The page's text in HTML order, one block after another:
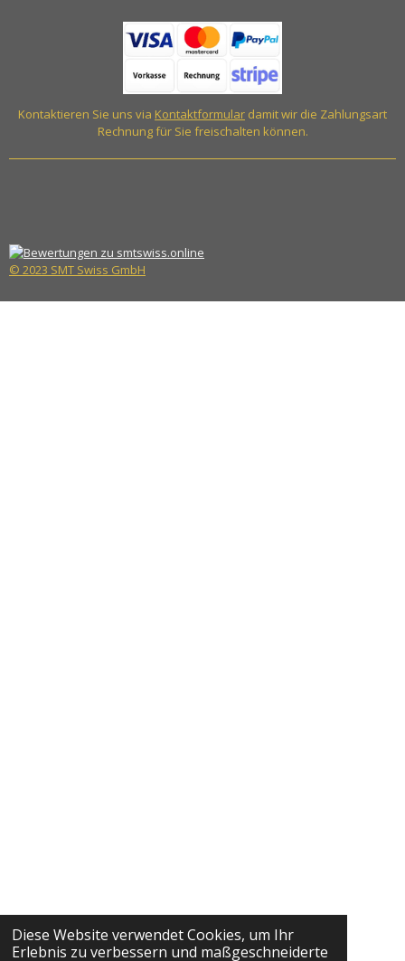
Diese Website verwendet Cookies, um Ihr
Erlebnis zu verbessern und maßgeschneiderte
Kontaktieren Sie uns via Kontaktformular damit wir die Zahlungsart
Rechnung für Sie freischalten können.
© 2023 SMT Swiss GmbH